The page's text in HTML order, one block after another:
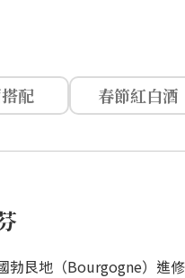
配 春節紅白酒
勃艮地（Bourgogne）進